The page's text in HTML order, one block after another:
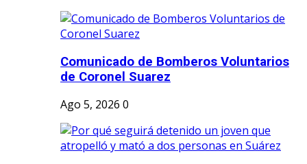
Comunicado de Bomberos Voluntarios
de Coronel Suarez
Ago 5, 2026 0